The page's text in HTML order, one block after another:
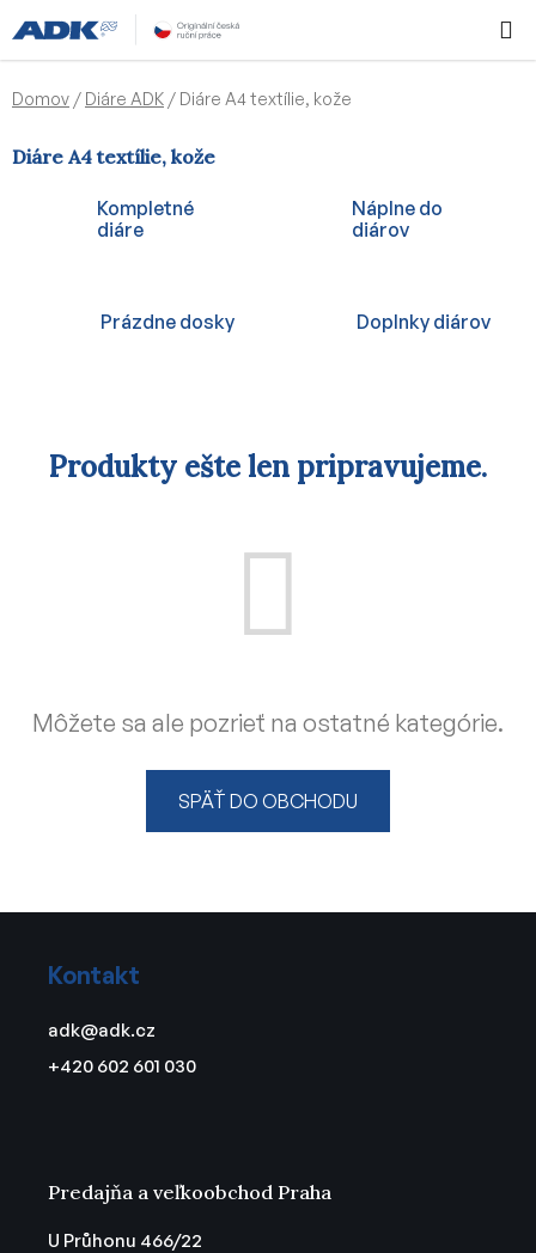
na
obsah
KOŠÍK
Domov / Diáre ADK / Diáre A4 textílie, kože
Diáre A4 textílie, kože
Kompletné
diáre
Náplne do
diárov
Prázdne dosky Doplnky diárov
Produkty ešte len pripravujeme.
Môžete sa ale pozrieť na ostatné kategórie.
SPÄŤ DO OBCHODU
Kontakt
adk@adk.cz
+420 602 601 030
Predajňa a veľkoobchod Praha
U Průhonu 466/22